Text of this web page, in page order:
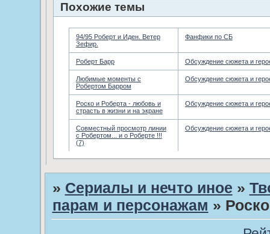
Похожие темы
94/95 Роберт и Иден. Ветер
Зефир.
Фанфики по СБ
Роберт Барр Обсуждение сюжета и
Любимые моменты с
Робертом Барром
Обсуждение сюжета и
Роско и Роберта - любовь и
страсть в жизни и на экране
Обсуждение сюжета и
Совместный просмотр линии
с Робертом... и о Роберте !!!
(7)
Обсуждение сюжета и
» Сериалы и нечто иное »
парам и персонажам »